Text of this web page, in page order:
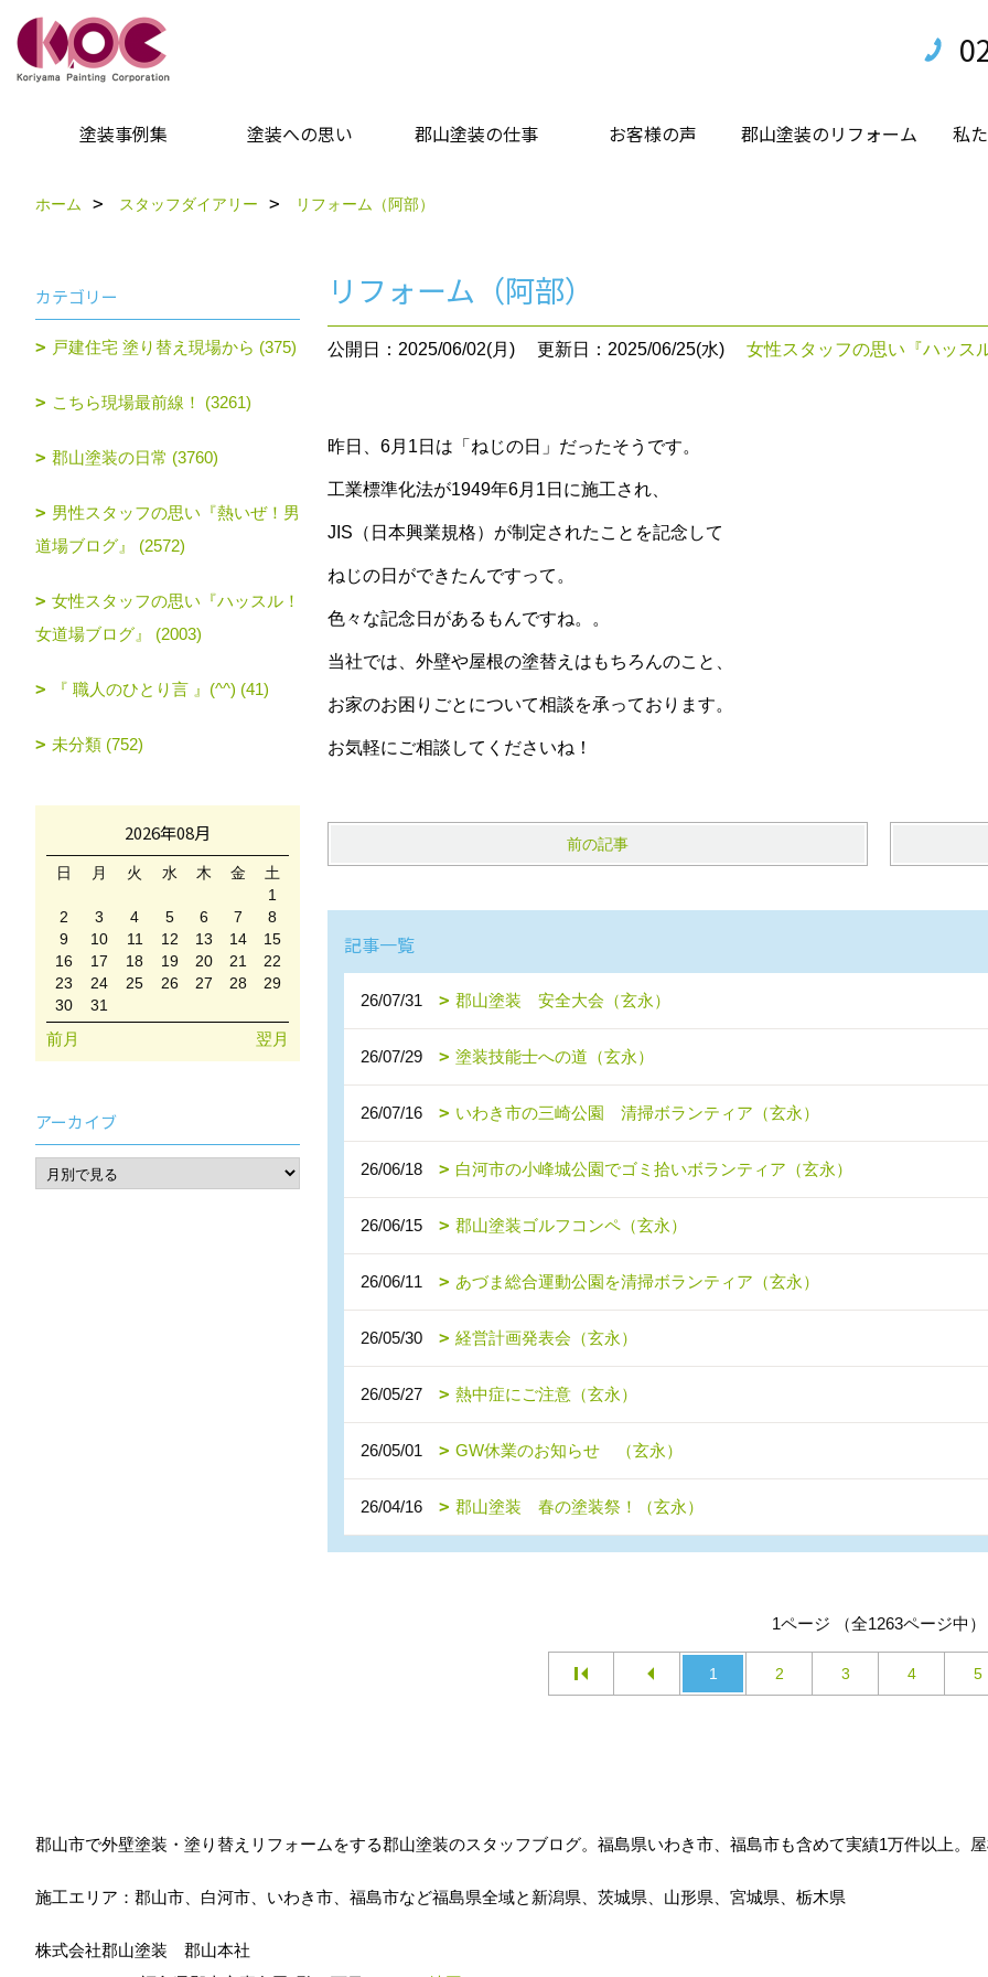
塗装事例集 塗装への思い 郡山塗装の仕事 お客様の声 郡山塗装のリフォーム 私
ホーム スタッフダイアリー リフォーム（阿部）
リフォーム（阿部）
公開日：2025/06/02(月) 更新日：2025/06/25(水) 女性スタッフの思い『ハッス
昨日、6月1日は「ねじの日」だったそうです。
工業標準化法が1949年6月1日に施工され、
JIS（日本興業規格）が制定されたことを記念して
ねじの日ができたんですって。
色々な記念日があるもんですね。。
当社では、外壁や屋根の塗替えはもちろんのこと、
お家のお困りごとについて相談を承っております。
お気軽にご相談してくださいね！
前の記事
記事一覧
26/07/31 郡山塗装 安全大会（玄永）
26/07/29 塗装技能士への道（玄永）
26/07/16 いわき市の三崎公園 清掃ボランティア（玄永）
26/06/18 白河市の小峰城公園でゴミ拾いボランティア（玄永）
26/06/15 郡山塗装ゴルフコンペ（玄永）
26/06/11 あづま総合運動公園を清掃ボランティア（玄永）
26/05/30 経営計画発表会（玄永）
26/05/27 熱中症にご注意（玄永）
26/05/01 GW休業のお知らせ （玄永）
26/04/16 郡山塗装 春の塗装祭！（玄永）
1ページ （全1263ページ中）
1 2 3 4 5
カテゴリー
戸建住宅 塗り替え現場から (375)
こちら現場最前線！ (3261)
郡山塗装の日常 (3760)
男性スタッフの思い『熱いぜ！男
道場ブログ』 (2572)
女性スタッフの思い『ハッスル！
女道場ブログ』 (2003)
『 職人のひとり言 』(^^) (41)
未分類 (752)
2026年08月
日 月 火 水 木 金
土
1
2
3 4 5 6 7
8
9
10 11 12 13 14
15
16
17 18 19 20 21
22
23
24 25 26 27 28
29
30
31
前月 翌月
アーカイブ
郡山市で外壁塗装・塗り替えリフォームをする郡山塗装のスタッフブログ。福島県いわき市、福島市も含めて実績1万件以上。
施工エリア：郡山市、白河市、いわき市、福島市など福島県全域と新潟県、茨城県、山形県、宮城県、栃木県
株式会社郡山塗装 郡山本社